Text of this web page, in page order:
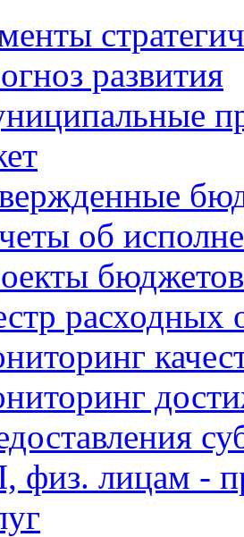
развития
об
бюджетов
расходных
физ. лицам -